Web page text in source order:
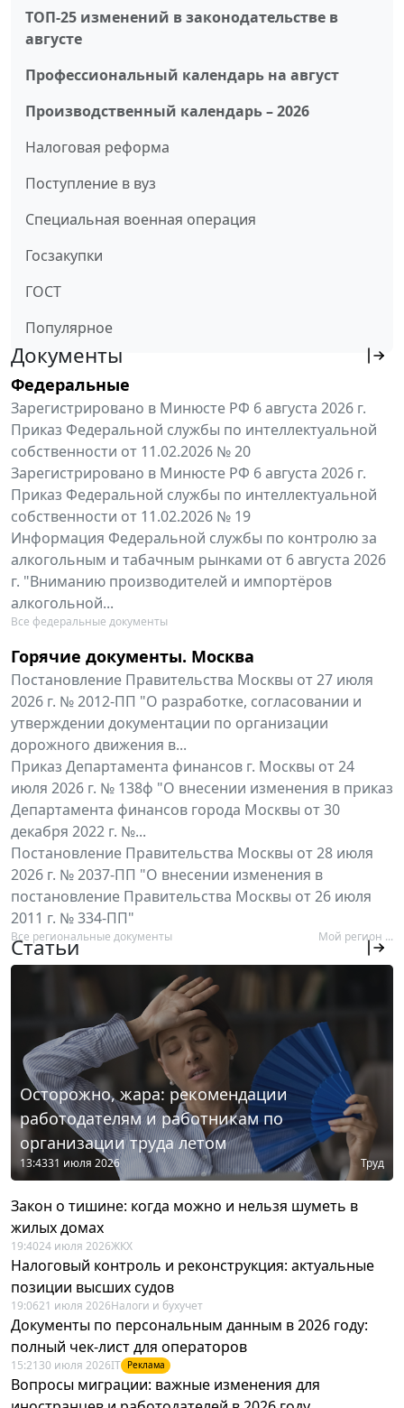
ТОП-25 изменений в законодательстве в
августе
Профессиональный календарь на август
Производственный календарь – 2026
Налоговая реформа
Поступление в вуз
Специальная военная операция
Госзакупки
ГОСТ
Популярное
Документы
Федеральные
Зарегистрировано в Минюсте РФ 6 августа 2026 г.
Приказ Федеральной службы по интеллектуальной
собственности от 11.02.2026 № 20
Зарегистрировано в Минюсте РФ 6 августа 2026 г.
Приказ Федеральной службы по интеллектуальной
собственности от 11.02.2026 № 19
Информация Федеральной службы по контролю за
алкогольным и табачным рынками от 6 августа 2026
г. "Вниманию производителей и импортёров
алкогольной...
Все федеральные документы
Горячие документы. Москва
Постановление Правительства Москвы от 27 июля
2026 г. № 2012-ПП "О разработке, согласовании и
утверждении документации по организации
дорожного движения в...
Приказ Департамента финансов г. Москвы от 24
июля 2026 г. № 138ф "О внесении изменения в приказ
Департамента финансов города Москвы от 30
декабря 2022 г. №...
Постановление Правительства Москвы от 28 июля
2026 г. № 2037-ПП "О внесении изменения в
постановление Правительства Москвы от 26 июля
2011 г. № 334-ПП"
Все региональные документы Мой регион ...
Статьи
Осторожно, жара: рекомендации
работодателям и работникам по
организации труда летом
13:4331 июля 2026 Труд
Закон о тишине: когда можно и нельзя шуметь в
жилых домах
19:4024 июля 2026ЖКХ
Налоговый контроль и реконструкция: актуальные
позиции высших судов
19:0621 июля 2026Налоги и бухучет
Документы по персональным данным в 2026 году:
полный чек-лист для операторов
15:21 30 июля 2026IT Реклама
Вопросы миграции: важные изменения для